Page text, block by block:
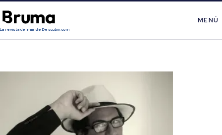
La revista del mar de Descubrir.com
MENÚ